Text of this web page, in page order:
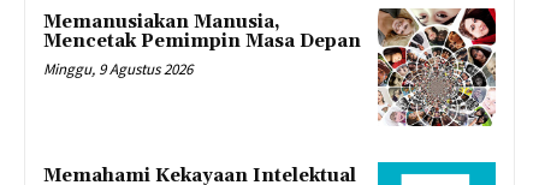
Memanusiakan Manusia,
Mencetak Pemimpin Masa Depan
Minggu, 9 Agustus 2026
Memahami Kekayaan Intelektual